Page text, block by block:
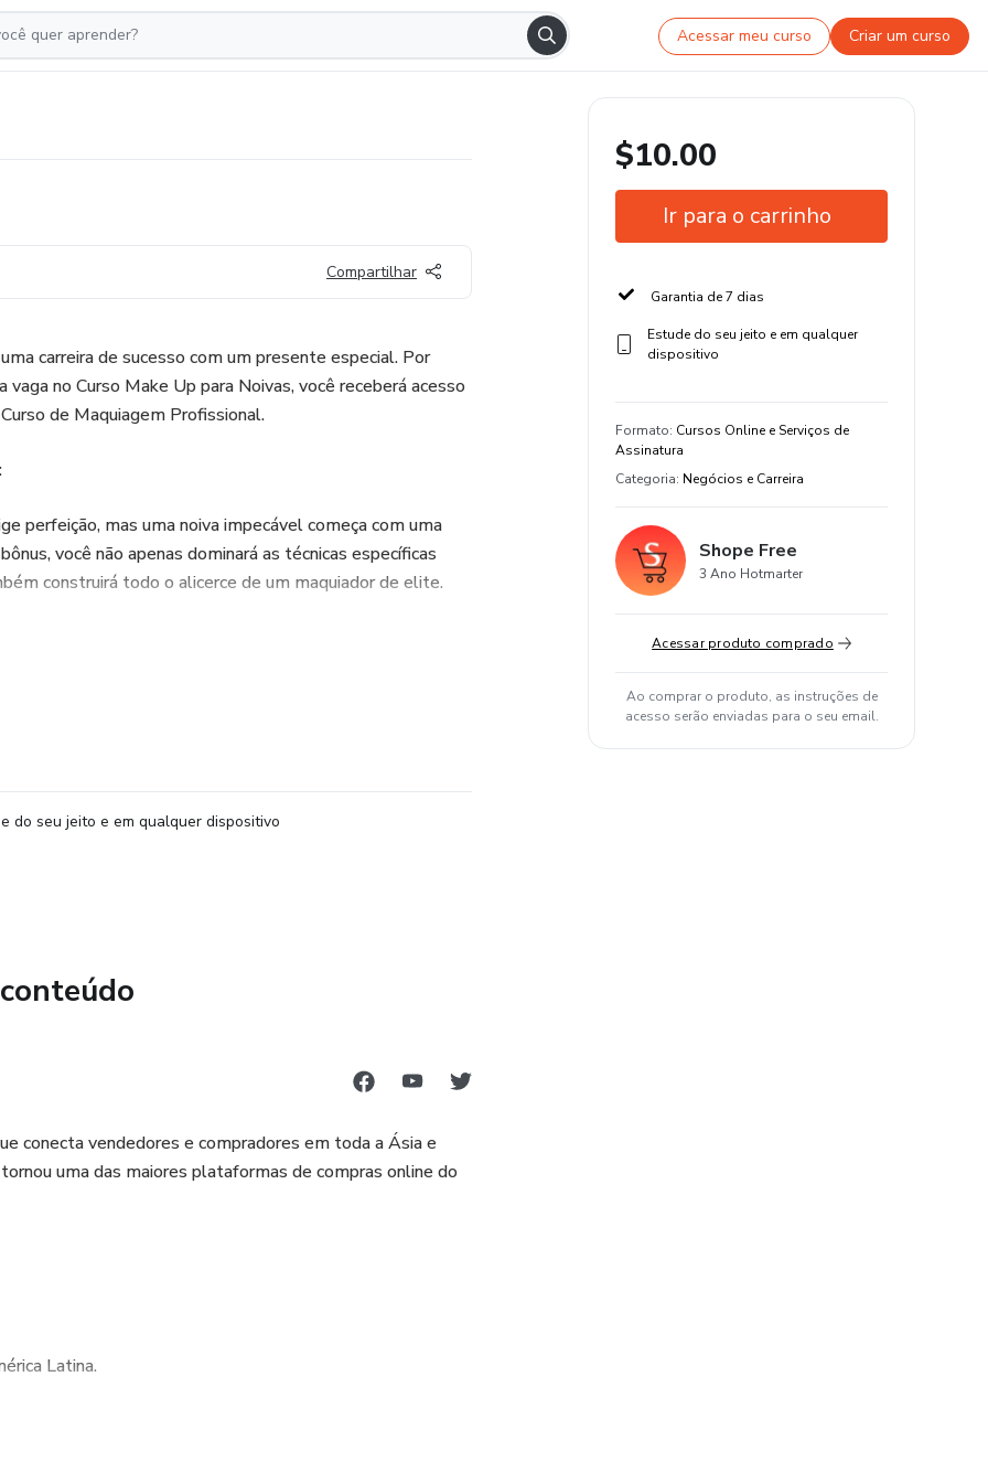
Acessar meu curso Criar um curso
Compartilhar
carreira de sucesso com um presente especial. Por
no Curso Make Up para Noivas, você receberá acesso
de Maquiagem Profissional.
perfeição, mas uma noiva impecável começa com uma
você não apenas dominará as técnicas específicas
construirá todo o alicerce de um maquiador de elite.
de obter duas certificações pelo preço de uma. Prepare-se
se a profissional que toda noiva sonha em contratar!
do seu jeito e em qualquer dispositivo
conecta vendedores e compradores em toda a Ásia e
uma das maiores plataformas de compras online do
Latina.
explosivo, impulsionado por sua estratégia de
$10.00
Ir para o carrinho
Garantia de 7 dias
Estude do seu jeito e em qualquer
dispositivo
Formato: Cursos Online e Serviços de
Assinatura
Categoria: Negócios e Carreira
Shope Free
3 Ano Hotmarter
Acessar produto comprado
Ao comprar o produto, as instruções de
acesso serão enviadas para o seu email.